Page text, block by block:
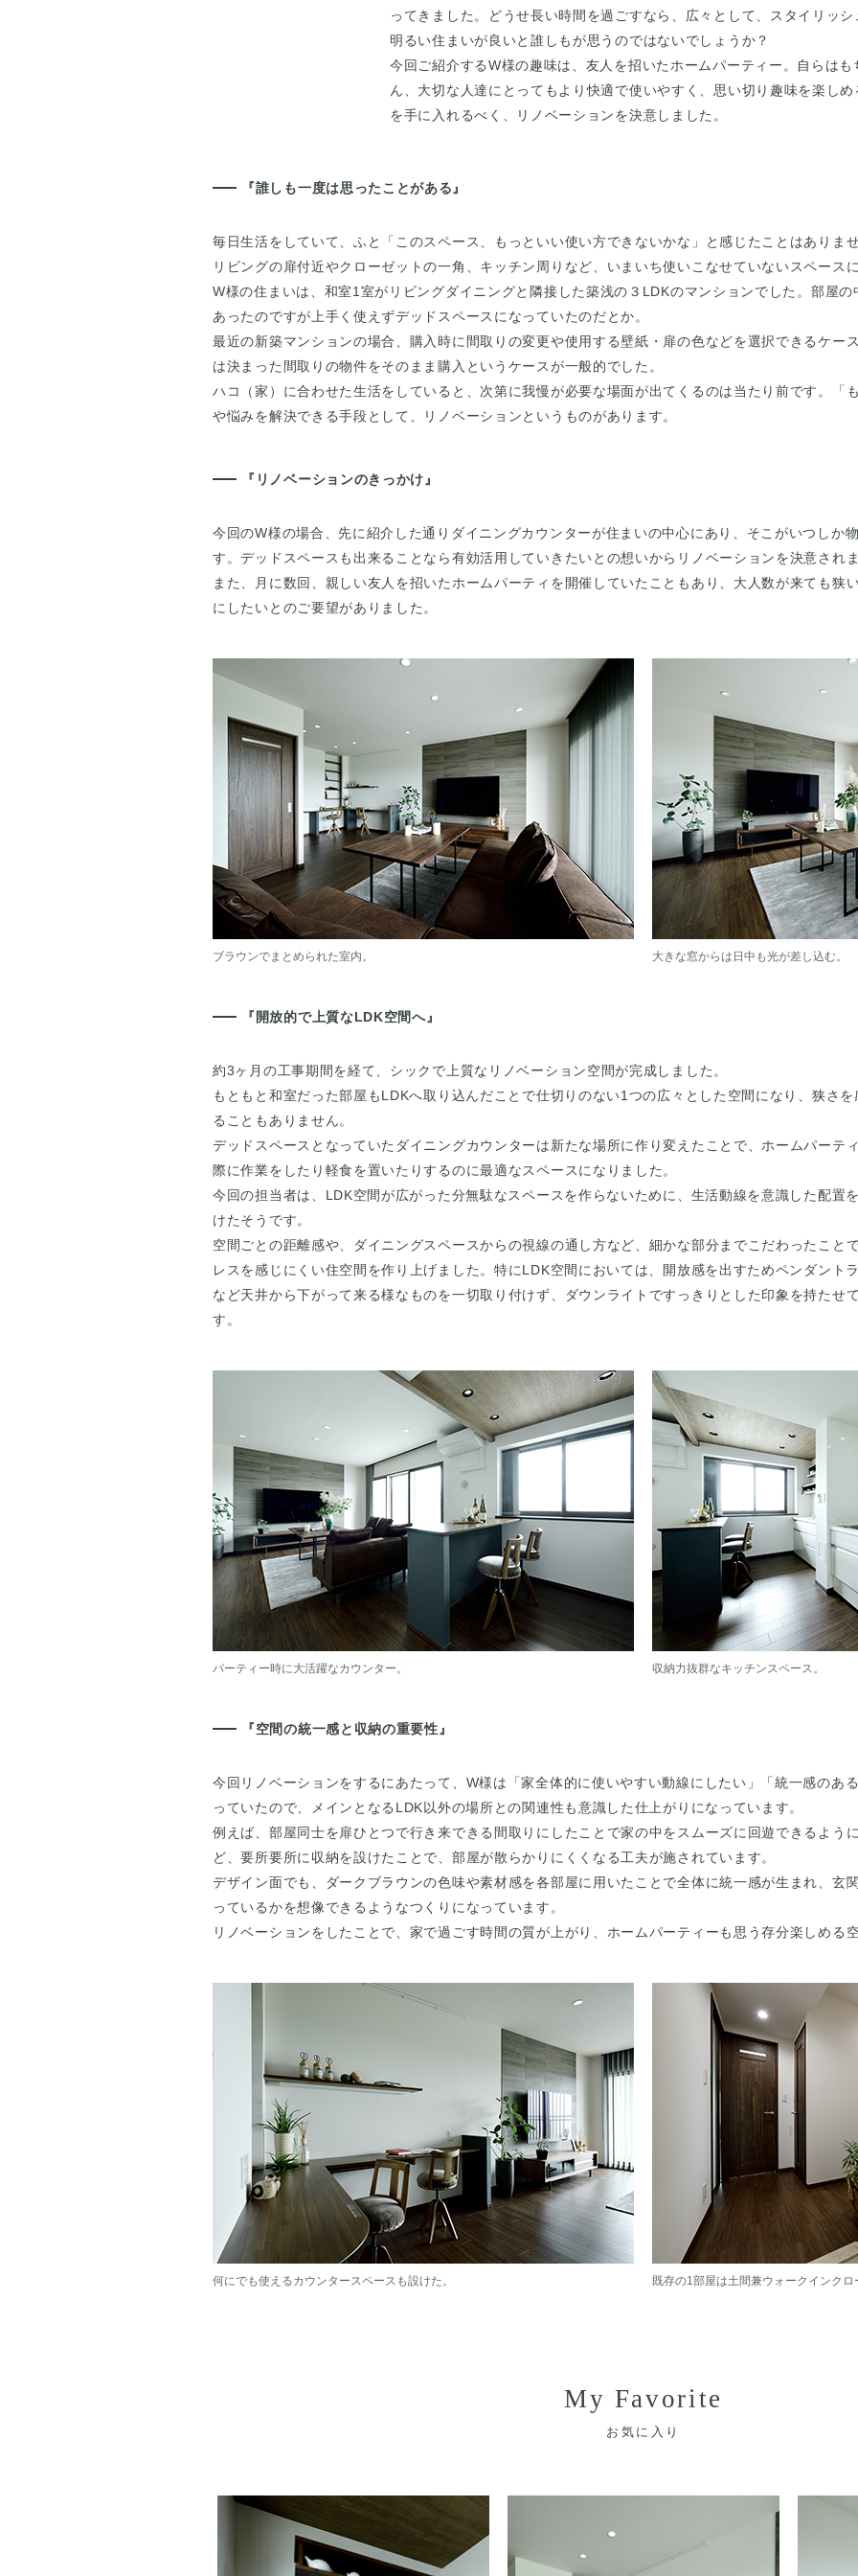
ってきました。どうせ長い時間を過ごすなら、広々として、スタイリッシ
明るい住まいが良いと誰しもが思うのではないでしょうか？
今回ご紹介するW様の趣味は、友人を招いたホームパーティー。自らはも
ん、大切な人達にとってもより快適で使いやすく、思い切り趣味を楽しめ
を手に入れるべく、リノベーションを決意しました。
『誰しも一度は思ったことがある』
毎日生活をしていて、ふと「このスペース、もっといい使い方できないかな」と感じたことはありま
リビングの扉付近やクローゼットの一角、キッチン周りなど、いまいち使いこなせていないスペース
W様の住まいは、和室1室がリビングダイニングと隣接した築浅の３LDKのマンションでした。部屋
あったのですが上手く使えずデッドスペースになっていたのだとか。
最近の新築マンションの場合、購入時に間取りの変更や使用する壁紙・扉の色などを選択できるケー
は決まった間取りの物件をそのまま購入というケースが一般的でした。
ハコ（家）に合わせた生活をしていると、次第に我慢が必要な場面が出てくるのは当たり前です。「
や悩みを解決できる手段として、リノベーションというものがあります。
『リノベーションのきっかけ』
今回のW様の場合、先に紹介した通りダイニングカウンターが住まいの中心にあり、そこがいつしか
す。デッドスペースも出来ることなら有効活用していきたいとの想いからリノベーションを決意され
また、月に数回、親しい友人を招いたホームパーティを開催していたこともあり、大人数が来ても狭
にしたいとのご要望がありました。
ブラウンでまとめられた室内。 大きな窓からは日中も光が差し込む。
『開放的で上質なLDK空間へ』
約3ヶ月の工事期間を経て、シックで上質なリノベーション空間が完成しました。
もともと和室だった部屋もLDKへ取り込んだことで仕切りのない1つの広々とした空間になり、狭さを
ることもありません。
デッドスペースとなっていたダイニングカウンターは新たな場所に作り変えたことで、ホームパーテ
際に作業をしたり軽食を置いたりするのに最適なスペースになりました。
今回の担当者は、LDK空間が広がった分無駄なスペースを作らないために、生活動線を意識した配置
けたそうです。
空間ごとの距離感や、ダイニングスペースからの視線の通し方など、細かな部分までこだわったこと
レスを感じにくい住空間を作り上げました。特にLDK空間においては、開放感を出すためペンダント
など天井から下がって来る様なものを一切取り付けず、ダウンライトですっきりとした印象を持たせ
す。
パーティー時に大活躍なカウンター。 収納力抜群なキッチンスペース。
『空間の統一感と収納の重要性』
今回リノベーションをするにあたって、W様は「家全体的に使いやすい動線にしたい」「統一感のあ
っていたので、メインとなるLDK以外の場所との関連性も意識した仕上がりになっています。
例えば、部屋同士を扉ひとつで行き来できる間取りにしたことで家の中をスムーズに回遊できるよう
ど、要所要所に収納を設けたことで、部屋が散らかりにくくなる工夫が施されています。
デザイン面でも、ダークブラウンの色味や素材感を各部屋に用いたことで全体に統一感が生まれ、玄
っているかを想像できるようなつくりになっています。
リノベーションをしたことで、家で過ごす時間の質が上がり、ホームパーティーも思う存分楽しめる
何にでも使えるカウンタースペースも設けた。 既存の1部屋は土間兼ウォークインクロ
My Favorite
お気に入り